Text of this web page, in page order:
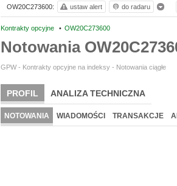
Kontrakty opcyjne • OW20C273600
Notowania
GPW - Kontrakty opcyjne na indeksy - Notowania ciągłe
PROFIL ANALIZA TECHNICZNA
NOTOWANIA WIADOMOŚCI TRANSAKCJE
OW20C273600: ustaw alert do radaru